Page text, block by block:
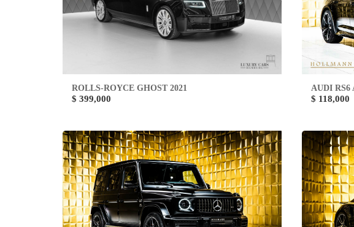
ROLLS-ROYCE GHOST 2021
$ 399,000
AUDI RS6
$ 118,000